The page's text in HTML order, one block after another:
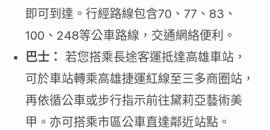
即可到達。行經路線包含70、77、83、
100、248等公車路線，交通網絡便利。
巴士： 若您搭乘長途客運抵達高雄車站，
可於車站轉乘高雄捷運紅線至三多商圈站，
再依循公車或步行指示前往黛莉亞藝術美
甲。亦可搭乘市區公車直達鄰近站點。